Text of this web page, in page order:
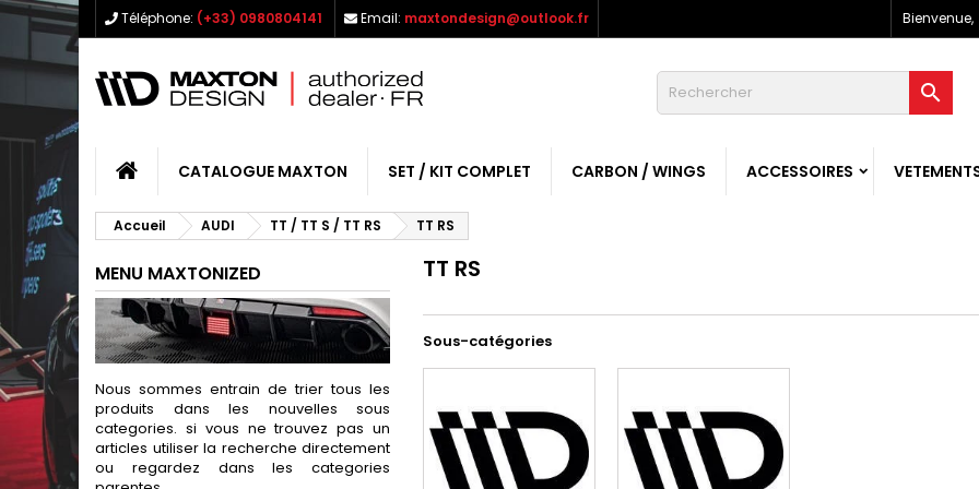
Téléphone: (+33) 0980804141 Email: maxtondesign@outlook.fr Bienvenue,

CATALOGUE MAXTON SET / KIT COMPLET CARBON / WINGS ACCESSOIRES
Accueil AUDI TT / TT S / TT RS TT RS
MENU MAXTONIZED
Nous sommes entrain de trier tous les
produits dans les nouvelles sous
categories. si vous ne trouvez pas un
articles utiliser la recherche directement
ou regardez dans les categories
TT RS
Sous-catégories